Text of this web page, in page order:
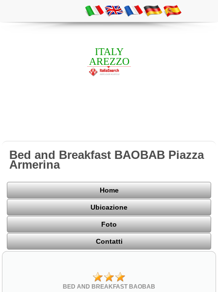
ITALY
AREZZO
Bed and Breakfast BAOBAB Piazza
Armerina
Home
Ubicazione
Foto
Contatti
BED AND BREAKFAST BAOBAB